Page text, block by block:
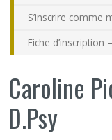
S’inscrire comme
Fiche
Caroline
D.Psy